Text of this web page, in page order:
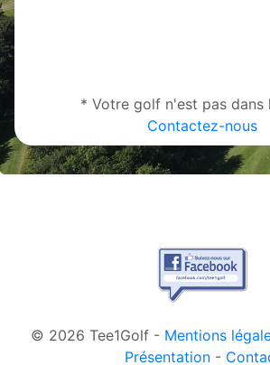
* Votre golf n'est pas dans
Contactez-nous
© 2026 Tee1Golf - Mentions
Présentation-